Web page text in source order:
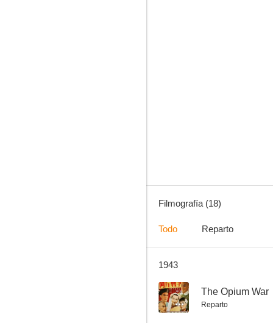
Filmografía (18)
Todo Reparto
1943
-- The Opium War
Reparto